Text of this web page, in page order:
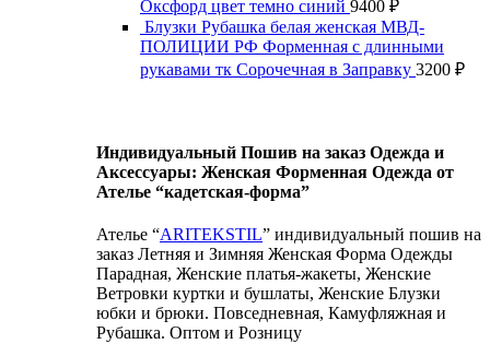
Оксфорд цвет темно синий 9400 ₽
Блузки Рубашка белая женская МВД-
ПОЛИЦИИ РФ Форменная с длинными
рукавами тк Сорочечная в Заправку 3200 ₽
Индивидуальный Пошив на заказ Одежда и
Аксессуары: Женская Форменная Одежда от
Ателье “кадетская-форма”
Ателье “ARITEKSTIL” индивидуальный пошив на
заказ Летняя и Зимняя Женская Форма Одежды
Парадная, Женские платья-жакеты, Женские
Ветровки куртки и бушлаты, Женские Блузки
юбки и брюки. Повседневная, Камуфляжная и
Рубашка. Оптом и Розницу